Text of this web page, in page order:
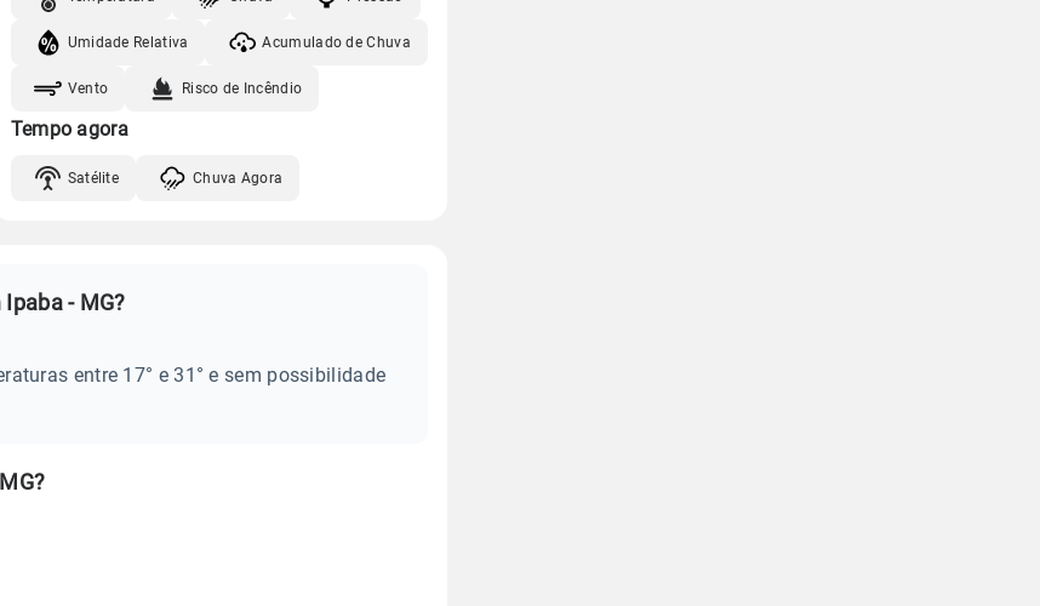
Umidade Relativa Acumulado de Chuva
Vento Risco de Incêndio
Tempo agora
Satélite Chuva Agora
- MG?
entre 17° e 31° e sem possibilidade